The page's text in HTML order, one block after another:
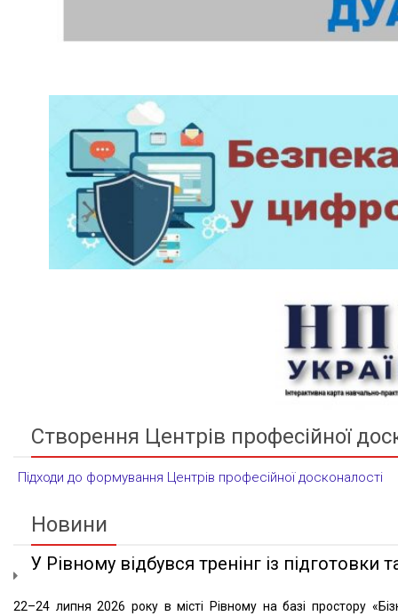
Створення Центрів професійної
Підходи до формування Центрів професійної досконалості
Новини
У Рівному відбувся тренінг із підготовки
22–24 липня 2026 року в місті Рівному на базі простору